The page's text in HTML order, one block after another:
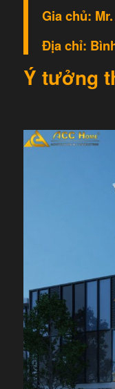
Gia chủ:
Địa chỉ:
Ý tưởng